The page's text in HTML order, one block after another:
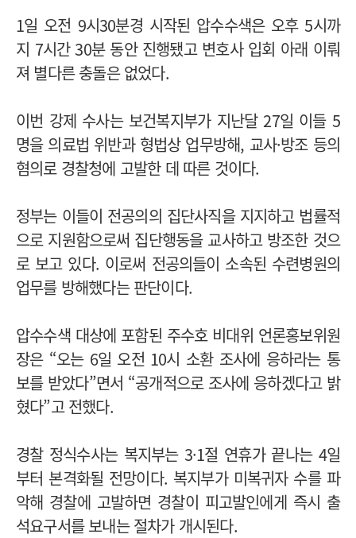
1일 오전 9시30분경 시작된 압수수색은 오후 5시까
지 7시간 30분 동안 진행됐고 변호사 입회 아래 이뤄
져 별다른 충돌은 없었다.
이번 강제 수사는 보건복지부가 지난달 27일 이들 5
명을 의료법 위반과 형법상 업무방해, 교사·방조 등의
혐의로 경찰청에 고발한 데 따른 것이다.
정부는 이들이 전공의의 집단사직을 지지하고 법률적
으로 지원함으로써 집단행동을 교사하고 방조한 것으
로 보고 있다. 이로써 전공의들이 소속된 수련병원의
업무를 방해했다는 판단이다.
압수수색 대상에 포함된 주수호 비대위 언론홍보위원
장은 “오는 6일 오전 10시 소환 조사에 응하라는 통
보를 받았다”면서 “공개적으로 조사에 응하겠다고 밝
혔다”고 전했다.
경찰 정식수사는 복지부는 3·1절 연휴가 끝나는 4일
부터 본격화될 전망이다. 복지부가 미복귀자 수를 파
악해 경찰에 고발하면 경찰이 피고발인에게 즉시 출
석요구서를 보내는 절차가 개시된다.